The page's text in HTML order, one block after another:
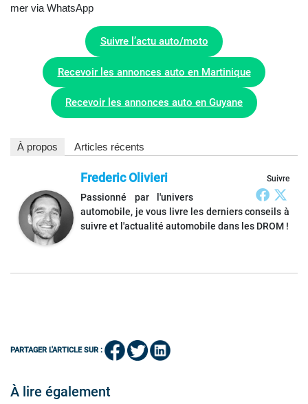
mer via WhatsApp
Suivre l’actu auto/moto
Recevoir les annonces auto en Martinique
Recevoir les annonces auto en Guyane
À propos Articles récents
Suivre
Frederic Olivieri
Passionné par l'univers
automobile, je vous livre les derniers conseils à
suivre et l'actualité automobile dans les DROM !
PARTAGER L'ARTICLE SUR :
À lire également